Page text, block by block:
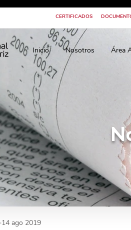
CERTIFICADOS
Inicio Nosotros Área
14 ago 2019